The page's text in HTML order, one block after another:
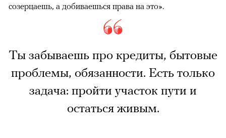
созерцаешь, а добиваешься права на это».
Ты забываешь про кредиты, бытовые
проблемы, обязанности. Есть только
задача: пройти участок пути и
остаться живым.